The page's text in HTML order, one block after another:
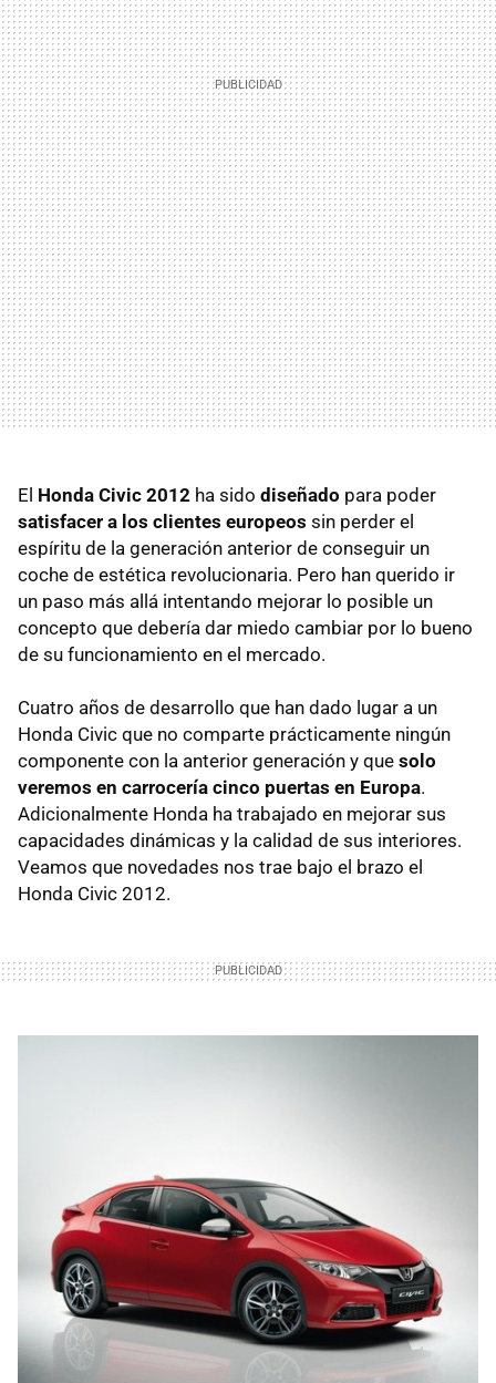
El Honda Civic 2012 ha sido diseñado para poder
satisfacer a los clientes europeos sin perder el
espíritu de la generación anterior de conseguir un
coche de estética revolucionaria. Pero han querido ir
un paso más allá intentando mejorar lo posible un
concepto que debería dar miedo cambiar por lo bueno
de su funcionamiento en el mercado.
Cuatro años de desarrollo que han dado lugar a un
Honda Civic que no comparte prácticamente ningún
componente con la anterior generación y que solo
veremos en carrocería cinco puertas en Europa.
Adicionalmente Honda ha trabajado en mejorar sus
capacidades dinámicas y la calidad de sus interiores.
Veamos que novedades nos trae bajo el brazo el
Honda Civic 2012.